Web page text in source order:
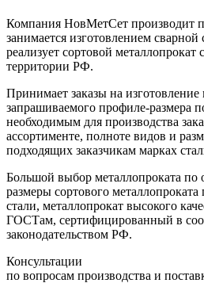
Компания НовМетСет производит
занимается изготовлением
реализует сортовой металлопрокат
территории РФ.
Принимает заказы на изготовление
запрашиваемого профиле-размера
необходимым для производства
ассортименте, полноте видов и
подходящих заказчикам марках
Большой выбор металлопроката
размеры сортового
стали, металлопрокат высокого
ГОСТам, сертифицированный в
законодательством РФ.
Консультации
по вопросам производства и